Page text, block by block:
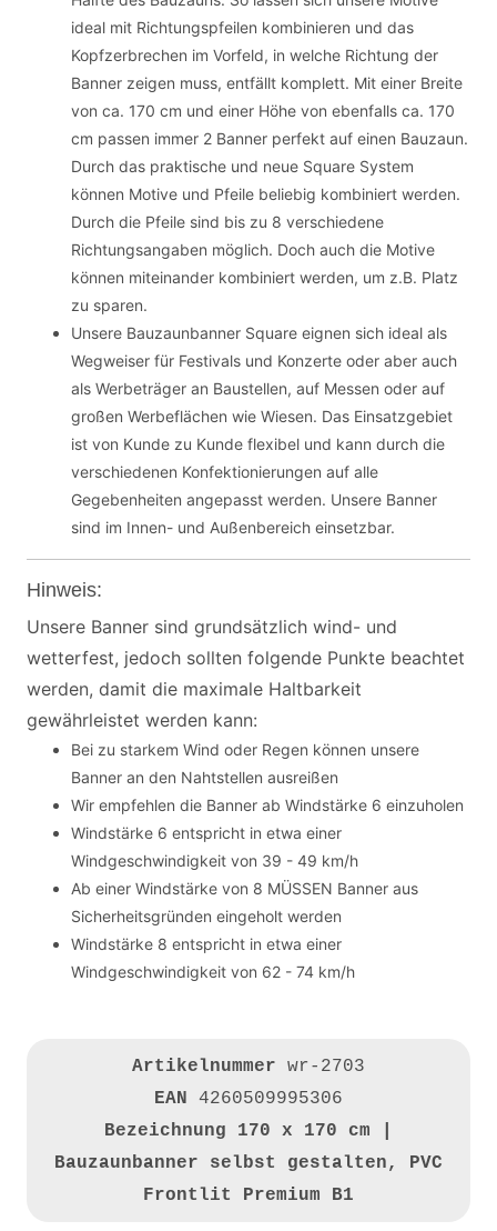
ideal mit Richtungspfeilen kombinieren und das
Kopfzerbrechen im Vorfeld, in welche Richtung der
Banner zeigen muss, entfällt komplett. Mit einer Breite
von ca. 170 cm und einer Höhe von ebenfalls ca. 170
cm passen immer 2 Banner perfekt auf einen Bauzaun.
Durch das praktische und neue Square System
können Motive und Pfeile beliebig kombiniert werden.
Durch die Pfeile sind bis zu 8 verschiedene
Richtungsangaben möglich. Doch auch die Motive
können miteinander kombiniert werden, um z.B. Platz
zu sparen.
Unsere Bauzaunbanner Square eignen sich ideal als
Wegweiser für Festivals und Konzerte oder aber auch
als Werbeträger an Baustellen, auf Messen oder auf
großen Werbeflächen wie Wiesen. Das Einsatzgebiet
ist von Kunde zu Kunde flexibel und kann durch die
verschiedenen Konfektionierungen auf alle
Gegebenheiten angepasst werden. Unsere Banner
sind im Innen- und Außenbereich einsetzbar.
Hinweis:
Unsere Banner sind grundsätzlich wind- und
wetterfest, jedoch sollten folgende Punkte beachtet
werden, damit die maximale Haltbarkeit
gewährleistet werden kann:
Bei zu starkem Wind oder Regen können unsere
Banner an den Nahtstellen ausreißen
Wir empfehlen die Banner ab Windstärke 6 einzuholen
Windstärke 6 entspricht in etwa einer
Windgeschwindigkeit von 39 - 49 km/h
Ab einer Windstärke von 8 MÜSSEN Banner aus
Sicherheitsgründen eingeholt werden
Windstärke 8 entspricht in etwa einer
Windgeschwindigkeit von 62 - 74 km/h
Artikelnummer wr-2703
EAN 4260509995306
Bezeichnung 170 x 170 cm |
Bauzaunbanner selbst gestalten, PVC
Frontlit Premium B1